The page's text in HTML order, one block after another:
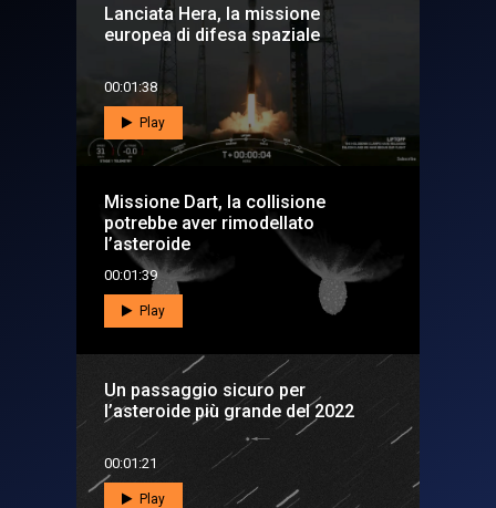
Lanciata Hera, la missione
europea di difesa spaziale
00:01:38
Play
Missione Dart, la collisione
potrebbe aver rimodellato
l’asteroide
00:01:39
Play
Un passaggio sicuro per
l’asteroide più grande del 2022
00:01:21
Play